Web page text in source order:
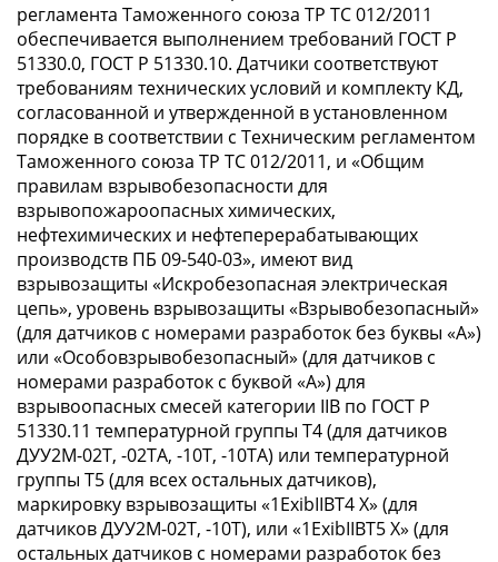
регламента Таможенного союза ТР ТС 012/2011
обеспечивается выполнением требований ГОСТ Р
51330.0, ГОСТ Р 51330.10. Датчики соответствуют
требованиям технических условий и комплекту КД,
согласованной и утвержденной в установленном
порядке в соответствии с Техническим регламентом
Таможенного союза ТР ТС 012/2011, и «Общим
правилам взрывобезопасности для
взрывопожароопасных химических,
нефтехимических и нефтеперерабатывающих
производств ПБ 09-540-03», имеют вид
взрывозащиты «Искробезопасная электрическая
цепь», уровень взрывозащиты «Взрывобезопасный»
(для датчиков с номерами разработок без буквы «А»)
или «Особовзрывобезопасный» (для датчиков с
номерами разработок с буквой «А») для
взрывоопасных смесей категории IIB по ГОСТ Р
51330.11 температурной группы T4 (для датчиков
ДУУ2М-02Т, -02ТА, -10Т, -10ТА) или температурной
группы T5 (для всех остальных датчиков),
маркировку взрывозащиты «1ExibIIBT4 X» (для
датчиков ДУУ2М-02Т, -10Т), или «1ExibIIBT5 X» (для
остальных датчиков с номерами разработок без